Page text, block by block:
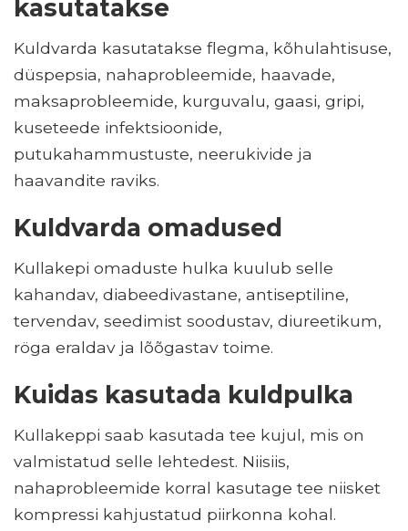
kasutatakse
Kuldvarda kasutatakse flegma, kõhulahtisuse,
düspepsia, nahaprobleemide, haavade,
maksaprobleemide, kurguvalu, gaasi, gripi,
kuseteede infektsioonide,
putukahammustuste, neerukivide ja
haavandite raviks.
Kuldvarda omadused
Kullakepi omaduste hulka kuulub selle
kahandav, diabeedivastane, antiseptiline,
tervendav, seedimist soodustav, diureetikum,
röga eraldav ja lõõgastav toime.
Kuidas kasutada kuldpulka
Kullakeppi saab kasutada tee kujul, mis on
valmistatud selle lehtedest. Niisiis,
nahaprobleemide korral kasutage tee niisket
kompressi kahjustatud piirkonna kohal.